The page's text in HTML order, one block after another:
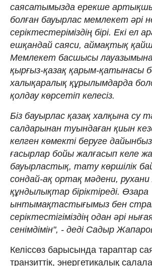
саясатымызда ерекше
болған бауырлас мемлекет әрі
серіктестеріміздің бірі. Екі ел
ешқандай саяси, аймақтық
Мемлекет басшысы лауазымына
қырғыз-қазақ қарым-қатынасы
халықаралық құрылымдарда
қолдау көрсетіп келесіз.
Біз бауырлас қазақ халқына су
салдарынан туындаған қиын
келген көмекті беруге
ғасырлар бойы жалғасып келе
бауырластық, тату көршілік
сондай-ақ ортақ мәдени, рухани
құндылықтар біріктіреді. Өзара
ынтымақтастығымыз бен
серіктестігіміздің одан әрі
сенімдімін", - деді Садыр
Келіссөз барысында тараптар
транзиттік, энергетикалық